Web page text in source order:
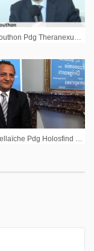
Franck Mouthon Pdg Theranexus : « Nous voulons développer le portefeuille de produits »